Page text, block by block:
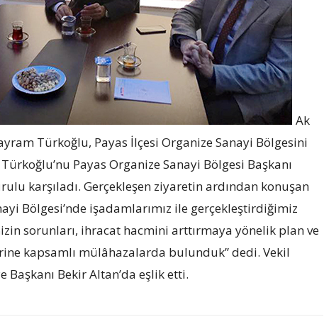
Ak
Türkoğlu, Payas İlçesi Organize Sanayi Bölgesini
Payas Organize Sanayi Bölgesi Başkanı
karşıladı. Gerçekleşen ziyaretin ardından konuşan
Bölgesi’nde işadamlarımız ile gerçekleştirdiğimiz
sorunları, ihracat hacmini arttırmaya yönelik plan ve
kapsamlı mülâhazalarda bulunduk” dedi. Vekil
Başkanı Bekir Altan’da eşlik etti.